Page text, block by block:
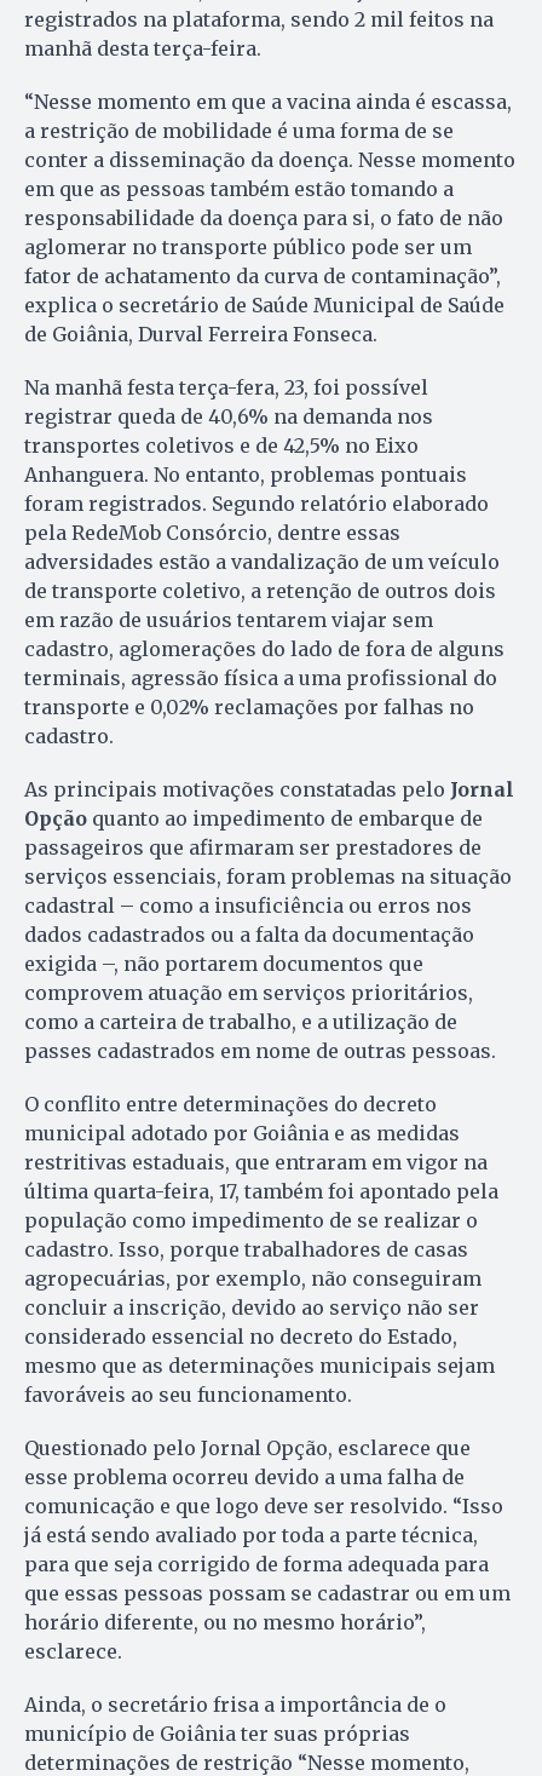
registrados na plataforma, sendo 2 mil feitos na
manhã desta terça-feira.
“Nesse momento em que a vacina ainda é escassa,
a restrição de mobilidade é uma forma de se
conter a disseminação da doença. Nesse momento
em que as pessoas também estão tomando a
responsabilidade da doença para si, o fato de não
aglomerar no transporte público pode ser um
fator de achatamento da curva de contaminação”,
explica o secretário de Saúde Municipal de Saúde
de Goiânia, Durval Ferreira Fonseca.
Na manhã festa terça-fera, 23, foi possível
registrar queda de 40,6% na demanda nos
transportes coletivos e de 42,5% no Eixo
Anhanguera. No entanto, problemas pontuais
foram registrados. Segundo relatório elaborado
pela RedeMob Consórcio, dentre essas
adversidades estão a vandalização de um veículo
de transporte coletivo, a retenção de outros dois
em razão de usuários tentarem viajar sem
cadastro, aglomerações do lado de fora de alguns
terminais, agressão física a uma profissional do
transporte e 0,02% reclamações por falhas no
cadastro.
As principais motivações constatadas pelo Jornal
Opção quanto ao impedimento de embarque de
passageiros que afirmaram ser prestadores de
serviços essenciais, foram problemas na situação
cadastral – como a insuficiência ou erros nos
dados cadastrados ou a falta da documentação
exigida –, não portarem documentos que
comprovem atuação em serviços prioritários,
como a carteira de trabalho, e a utilização de
passes cadastrados em nome de outras pessoas.
O conflito entre determinações do decreto
municipal adotado por Goiânia e as medidas
restritivas estaduais, que entraram em vigor na
última quarta-feira, 17, também foi apontado pela
população como impedimento de se realizar o
cadastro. Isso, porque trabalhadores de casas
agropecuárias, por exemplo, não conseguiram
concluir a inscrição, devido ao serviço não ser
considerado essencial no decreto do Estado,
mesmo que as determinações municipais sejam
favoráveis ao seu funcionamento.
Questionado pelo Jornal Opção, esclarece que
esse problema ocorreu devido a uma falha de
comunicação e que logo deve ser resolvido. “Isso
já está sendo avaliado por toda a parte técnica,
para que seja corrigido de forma adequada para
que essas pessoas possam se cadastrar ou em um
horário diferente, ou no mesmo horário”,
esclarece.
Ainda, o secretário frisa a importância de o
município de Goiânia ter suas próprias
determinações de restrição “Nesse momento,